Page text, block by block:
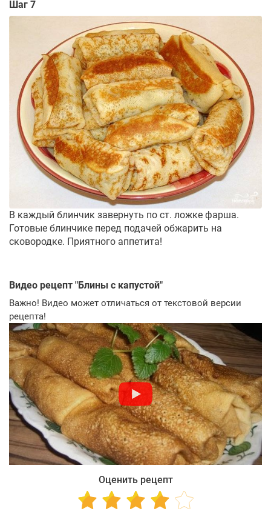
Шаг 7
В каждый блинчик завернуть по ст. ложке фарша.
Готовые блинчике перед подачей обжарить на
сковородке. Приятного аппетита!
Видео рецепт "Блины с капустой"
Важно! Видео может отличаться от текстовой версии
рецепта!
Оценить рецепт